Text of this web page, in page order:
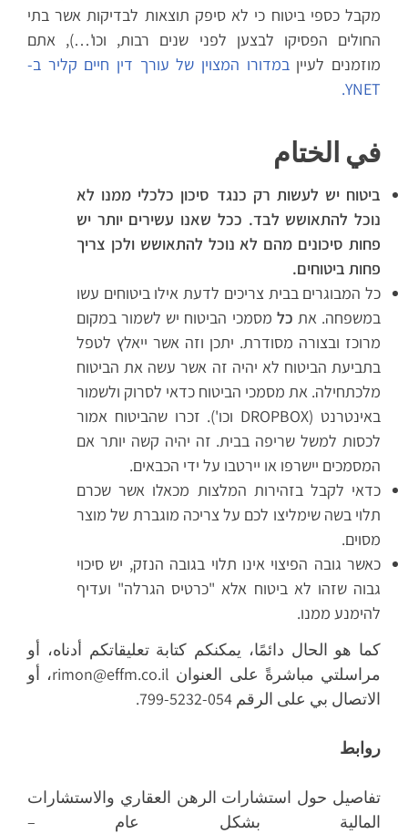
מקבל כספי ביטוח כי לא סיפק תוצאות לבדיקות אשר בתי
החולים הפסיקו לבצען לפני שנים רבות, וכו'…), אתם
מוזמנים לעייןבמדורו המצוין של עורך דין חיים קליר ב-
YNET.
في الختام
ביטוח יש לעשות רק כנגד סיכון כלכלי ממנו לא
נוכל להתאושש לבד. ככל שאנו עשירים יותר יש
פחות סיכונים מהם לא נוכל להתאושש ולכן צריך
פחות ביטוחים.
כל המבוגרים בבית צריכים לדעת אילו ביטוחים עשו
במשפחה. את כלמסמכי הביטוח יש לשמור במקום
מרוכז ובצורה מסודרת. יתכן וזה אשר ייאלץ לטפל
בתביעת הביטוח לא יהיה זה אשר עשה את הביטוח
מלכתחילה. את מסמכי הביטוח כדאי לסרוק ולשמור
באינטרנט (DROPBOX וכו'). זכרו שהביטוח אמור
לכסות למשל שריפה בבית. זה יהיה קשה יותר אם
המסמכים יישרפו או יירטבו על ידי הכבאים.
כדאי לקבל בזהירות המלצות מכאלו אשר שכרם
תלוי בשה שימליצו לכם על צריכה מוגברת של מוצר
מסוים.
כאשר גובה הפיצוי אינו תלוי בגובה הנזק, יש סיכוי
גבוה שזהו לא ביטוח אלא "כרטיס הגרלה" ועדיף
להימנע ממנו.
كما هو الحال دائمًا، يمكنكم كتابة تعليقاتكم أدناه، أو
مراسلتي مباشرةً على العنوان rimon@effm.co.il، أو
الاتصال بي على الرقم 054-5232-799.
روابط
تفاصيل حول استشارات الرهن العقاري والاستشارات
المالية بشكل عام –